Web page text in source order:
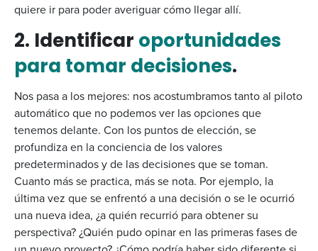
quiere ir para poder averiguar cómo llegar allí.
2. Identificar oportunidades
para tomar decisiones.
Nos pasa a los mejores: nos acostumbramos tanto al piloto
automático que no podemos ver las opciones que
tenemos delante. Con los puntos de elección, se
profundiza en la conciencia de los valores
predeterminados y de las decisiones que se toman.
Cuanto más se practica, más se nota. Por ejemplo, la
última vez que se enfrentó a una decisión o se le ocurrió
una nueva idea, ¿a quién recurrió para obtener su
perspectiva? ¿Quién pudo opinar en las primeras fases de